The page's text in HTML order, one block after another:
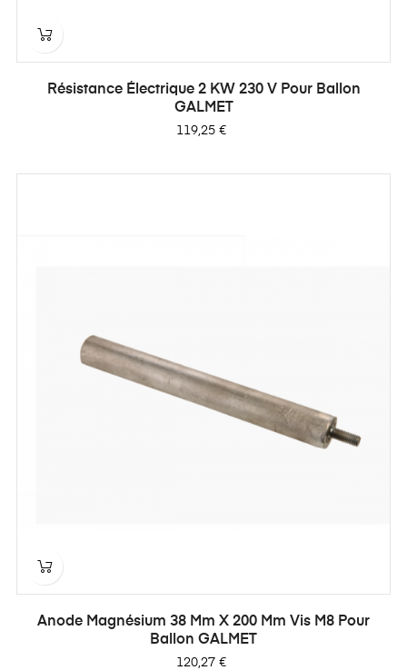
Résistance Électrique 2 KW 230 V Pour Ballon
GALMET
Prix
119,25 €
Anode Magnésium 38 Mm X 200 Mm Vis M8 Pour
Ballon GALMET
Prix
120,27 €